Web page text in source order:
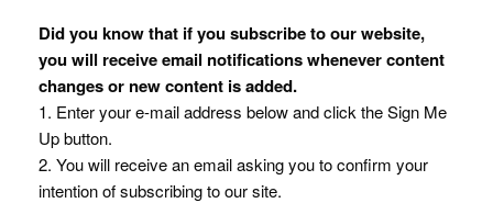
Did you know that if you subscribe to our website,
you will receive email notifications whenever content
changes or new content is added.
1. Enter your e-mail address below and click the Sign Me
Up button.
2. You will receive an email asking you to confirm your
intention of subscribing to our site.